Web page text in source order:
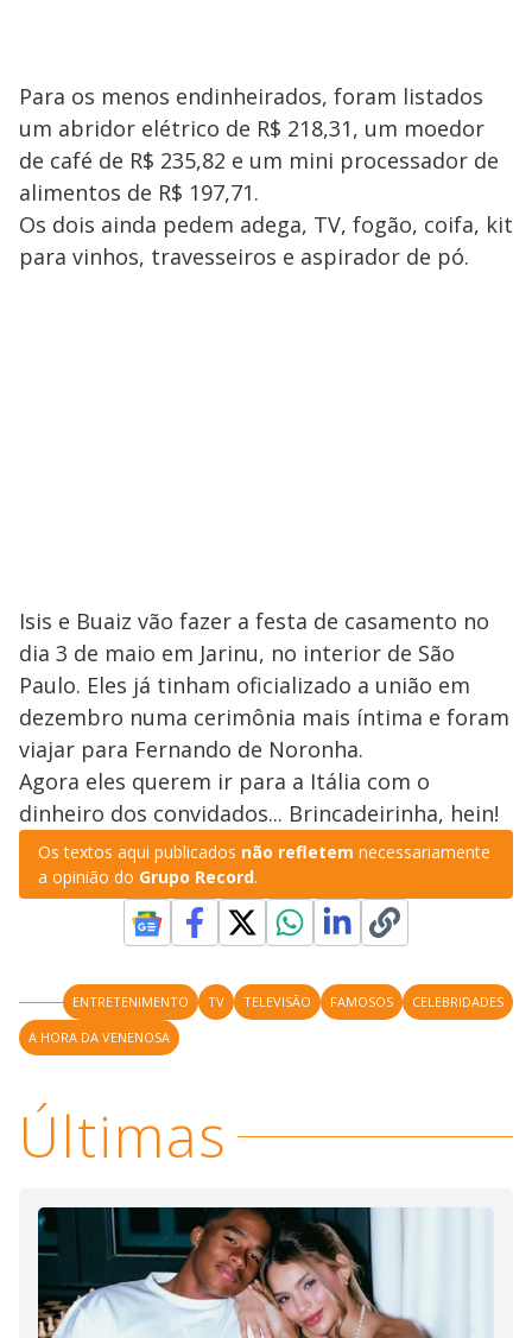
Para os menos endinheirados, foram listados
um abridor elétrico de R$ 218,31, um moedor
de café de R$ 235,82 e um mini processador de
alimentos de R$ 197,71.
Os dois ainda pedem adega, TV, fogão, coifa, kit
para vinhos, travesseiros e aspirador de pó.
Isis e Buaiz vão fazer a festa de casamento no
dia 3 de maio em Jarinu, no interior de São
Paulo. Eles já tinham oficializado a união em
dezembro numa cerimônia mais íntima e foram
viajar para Fernando de Noronha.
Agora eles querem ir para a Itália com o
dinheiro dos convidados... Brincadeirinha, hein!
Os textos aqui publicados não refletem necessariamente
a opinião do Grupo Record.
ENTRETENIMENTO TV TELEVISÃO FAMOSOS
CELEBRIDADES
A HORA DA VENENOSA
Últimas